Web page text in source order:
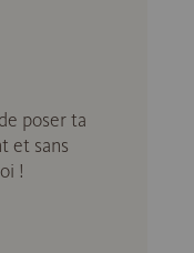
poser ta
et sans
!